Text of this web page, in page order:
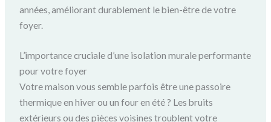
années, améliorant durablement le bien-être de votre
foyer.
L’importance cruciale d’une isolation murale performante
pour votre foyer
Votre maison vous semble parfois être une passoire
thermique en hiver ou un four en été ? Les bruits
extérieurs ou des pièces voisines troublent votre